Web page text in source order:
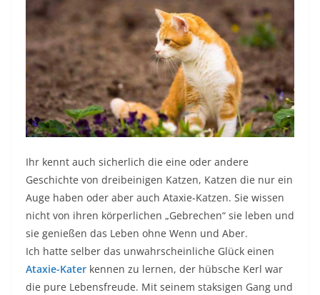
Ihr kennt auch sicherlich die eine oder andere
Geschichte von dreibeinigen Katzen, Katzen die nur ein
Auge haben oder aber auch Ataxie-Katzen. Sie wissen
nicht von ihren körperlichen „Gebrechen“ sie leben und
sie genießen das Leben ohne Wenn und Aber.
Ich hatte selber das unwahrscheinliche Glück einen
Ataxie-Kater kennen zu lernen, der hübsche Kerl war
die pure Lebensfreude. Mit seinem staksigen Gang und